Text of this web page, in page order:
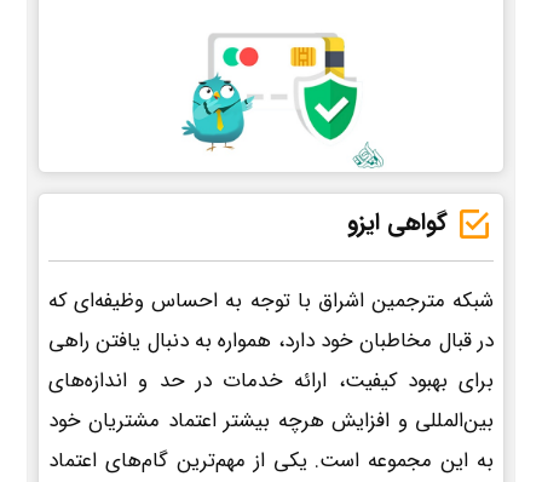
گواهی ایزو
شبکه مترجمین اشراق با توجه به احساس وظیفه‌ای که
در قبال مخاطبان خود دارد، همواره به دنبال یافتن راهی
برای بهبود کیفیت، ارائه خدمات در حد و اندازه‌های
بین‌المللی و افزایش هرچه بیشتر اعتماد مشتریان خود
به این مجموعه است. یکی از مهم‌ترین گام‌های اعتماد